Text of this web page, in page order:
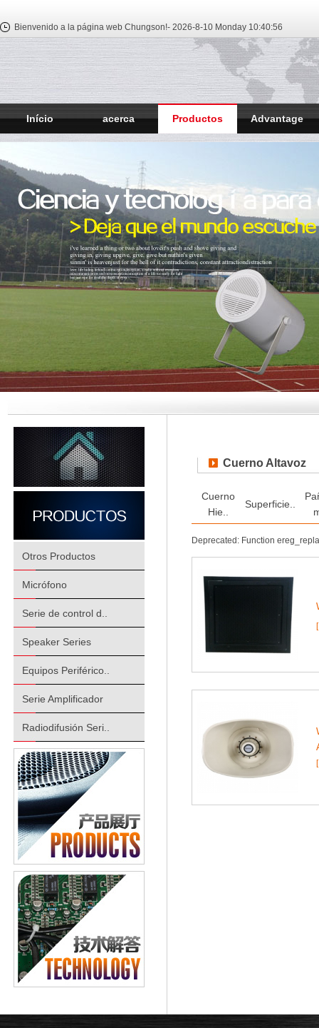
Bienvenido a la página web Chungson!- 2026-8-10 Monday 10:40:57
Início acerca Productos Advantage
Otros Productos
Micrófono
Serie de control d..
Speaker Series
Equipos Periférico..
Serie Amplificador
Radiodifusión Seri..
Cuerno Altavoz
Cuerno
Hie..
Superficie..
Deprecated: Function